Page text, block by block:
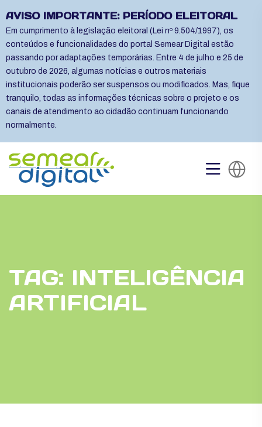
AVISO IMPORTANTE: PERÍODO ELEITORAL
Em cumprimento à legislação eleitoral (Lei nº 9.504/1997), os
conteúdos e funcionalidades do portal Semear Digital estão
passando por adaptações temporárias. Entre 4 de julho e 25 de
outubro de 2026, algumas notícias e outros materiais
institucionais poderão ser suspensos ou modificados. Mas, fique
tranquilo, todas as informações técnicas sobre o projeto e os
canais de atendimento ao cidadão continuam funcionando
normalmente.
TAG: INTELIGÊNCIA
ARTIFICIAL